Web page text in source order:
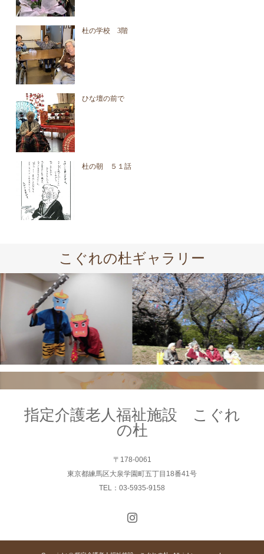
杜の学校 3階
ひな壇の前で
杜の朝 ５１話
こぐれの杜ギャラリー
指定介護老人福祉施設 こぐれ
の杜
〒178-0061
東京都練馬区大泉学園町五丁目18番41号
TEL：03-5935-9158